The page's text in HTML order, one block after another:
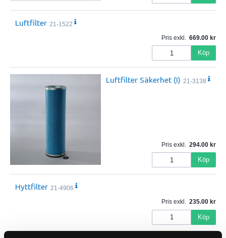
Luftfilter 21-1522
Pris exkl.
669.00
Köp
Luftfilter Säkerhet (I) 21-3138
Pris exkl. 294.00
Köp
Hyttfilter 21-4906
Pris exkl. 235.00
Köp